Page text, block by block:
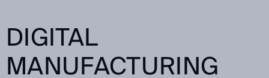
DIGITAL
MANUFACTURING